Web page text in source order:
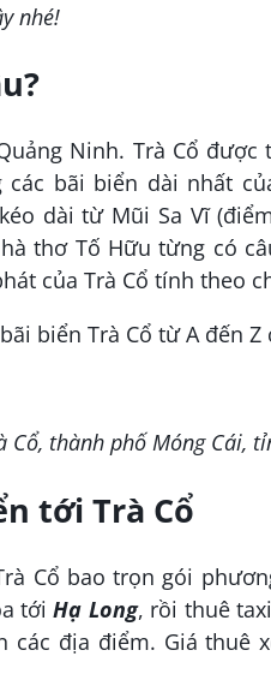
nhé!
Ninh. Trà Cổ được
các bãi biển dài nhất
dài từ Mũi Sa Vĩ
thơ Tố Hữu từng có
của Trà Cổ tính theo
Cổ, thành phố Móng Cái,
tới Trà Cổ
Cổ bao trọn gói
tới Hạ Long, rồi thuê
địa điểm. Giá thuê